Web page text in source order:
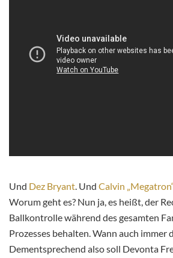
Und Dez Bryant. Und Calvin
Worum geht es? Nun ja, es heißt, der
Ballkontrolle während des gesamten
Prozesses behalten. Wann auch immer
Dementsprechend also soll Devonta